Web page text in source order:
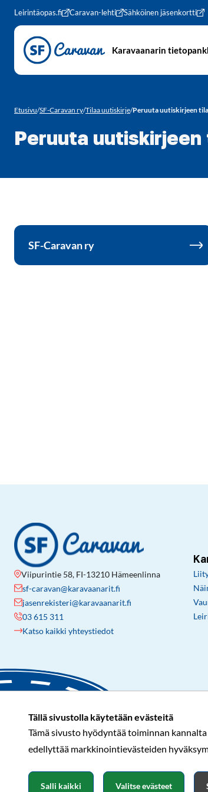
Tällä sivustolla käytetään evästeitä
Tämä sivusto hyödyntää toiminnan
edellyttää markkinointievästeiden
Salli kaikki Valitse evästeet
Siirry sivun sisältöön
Leirintäopas.fi Caravan-lehti Sähköinen jäsenkortti
Karavaanarin
Etusivu/SF-Caravan ry/Tilaa uutiskirje/Peruuta uutiskirjeen
Peruuta uutiskirjeen
Ohita valikko
SF-Caravan ry
Viipurintie 58, FI-13210 Hämeenlinna
sf-caravan@karavaanarit.fi
jasenrekisteri@karavaanarit.fi
03 615 311
Katso kaikki yhteystiedot